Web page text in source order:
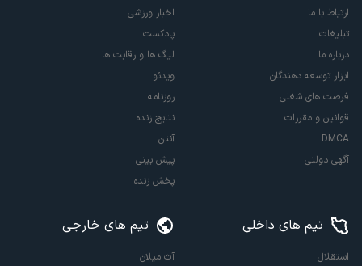
ارتباط با ما
تبلیغات
درباره ما
ابزار توسعه دهندگان
فرصت های شغلی
قوانین و مقررات
DMCA
آگهی دولتی
اخبار ورزشی
پادکست
لیگ ها و رقابت ها
ویدئو
روزنامه
نتایج زنده
آنتن
پیش بینی
پخش زنده
تیم های داخلی
استقلال
تیم های خارجی
آث میلان